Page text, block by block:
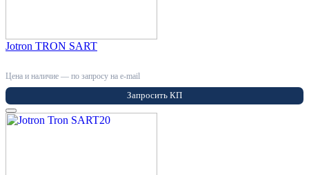
Jotron TRON SART
Цена и наличие — по запросу на e-mail
Запросить КП